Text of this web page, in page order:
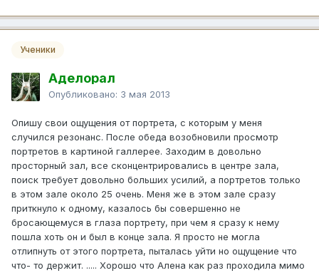
Ученики
Аделорал
Опубликовано: 3 мая 2013
Опишу свои ощущения от портрета, с которым у меня
случился резонанс. После обеда возобновили просмотр
портретов в картиной галлерее. Заходим в довольно
просторный зал, все сконцентрировались в центре зала,
поиск требует довольно больших усилий, а портретов только
в этом зале около 25 очень. Меня же в этом зале сразу
приткнуло к одному, казалось бы совершенно не
бросающемуся в глаза портрету, при чем я сразу к нему
пошла хоть он и был в конце зала. Я просто не могла
отлипнуть от этого портрета, пыталась уйти но ощущение что
что- то держит. ..... Хорошо что Алена как раз проходила мимо